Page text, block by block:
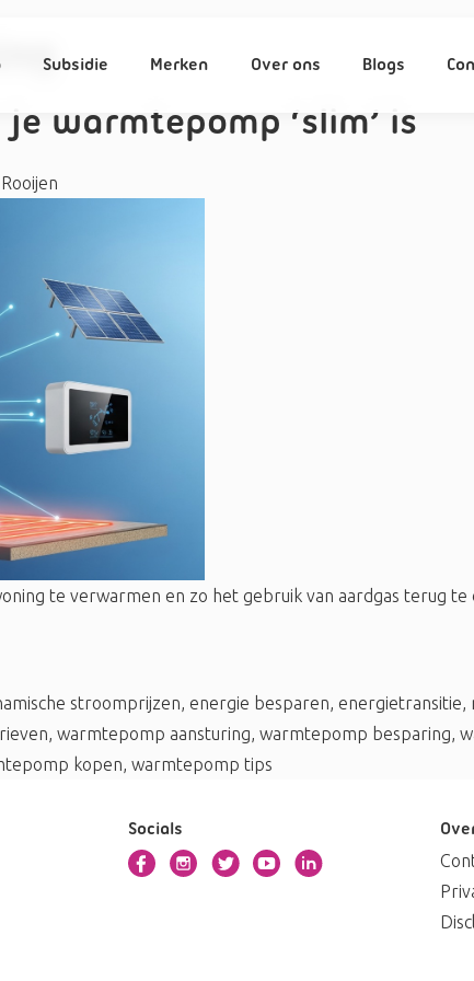
Subsidie Merken Over ons Blogs
warmtepomp ‘slim’ is
te verwarmen en zo het gebruik van aardgas terug
stroomprijzen, energie besparen, energietransitie,
, warmtepomp aansturing, warmtepomp besparing,
kopen, warmtepomp tips
Socials